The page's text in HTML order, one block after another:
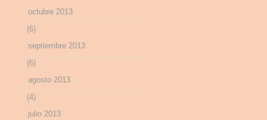
octubre 2013
(6)
septiembre 2013
(6)
agosto 2013
(4)
julio 2013